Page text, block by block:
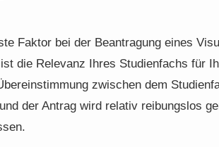
Faktor bei der Beantragung eines
die Relevanz Ihres Studienfachs für
zwischen dem
der Antrag wird relativ reibungslos